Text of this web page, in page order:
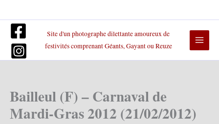
contenu
Site d'un photographe dilettante amoureux de
festivités comprenant Géants, Gayant ou Reuze
Bailleul (F) – Carnaval de
Mardi-Gras 2012 (21/02/2012)